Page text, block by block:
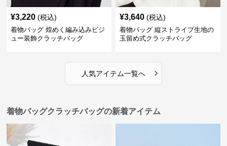
¥3,220 (税込)
着物バッグ 煌めく編み込みビジ
ュー装飾クラッチバッグ
¥3,640 (税込)
着物バッグ 縦ストライプ生地の
玉留め式クラッチバッグ
人気アイテム一覧へ ›
着物バッグクラッチバッグの新着アイテム